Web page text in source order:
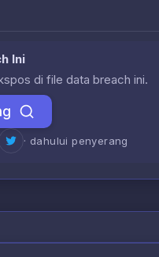
Ini
di file data breach ini.
· dahului penyerang